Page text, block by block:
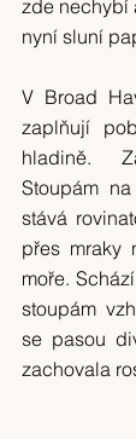
zde nechybí
nyní sluní
V Broad
zaplňují
hladině.
Stoupám
stává
přes mraky
moře.
stoupám
se pasou
zachovala